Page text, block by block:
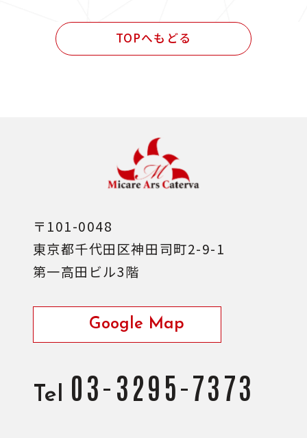
TOPへもどる
〒101-0048
東京都千代田区神田司町2-9-1
第一高田ビル3階
Google Map
Tel 03-3295-7373